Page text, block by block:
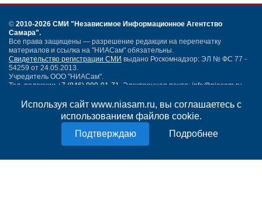
Используя сайт www.niasam.ru, вы соглашаетесь с
использованием файлов cookie.
Подробнее
© 2010-2026 СМИ "Независимое Информационное Агентство
Самара".
Все права защищены — разрешение редакции на перепечатку
материалов и ссылка на "НИАСам" обязательны.
Свидетельство регистрации СМИ выдано Роскомнадзор: ЭЛ № ФС 77 -
54259 от 24.05.2013.
Учредитель ООО "НИАСам".
Тел. редакции +7 (846) 990-91-71. Электронная почта: info@niasam.ru
Написать письмо
Политика конфиденциальности
18+